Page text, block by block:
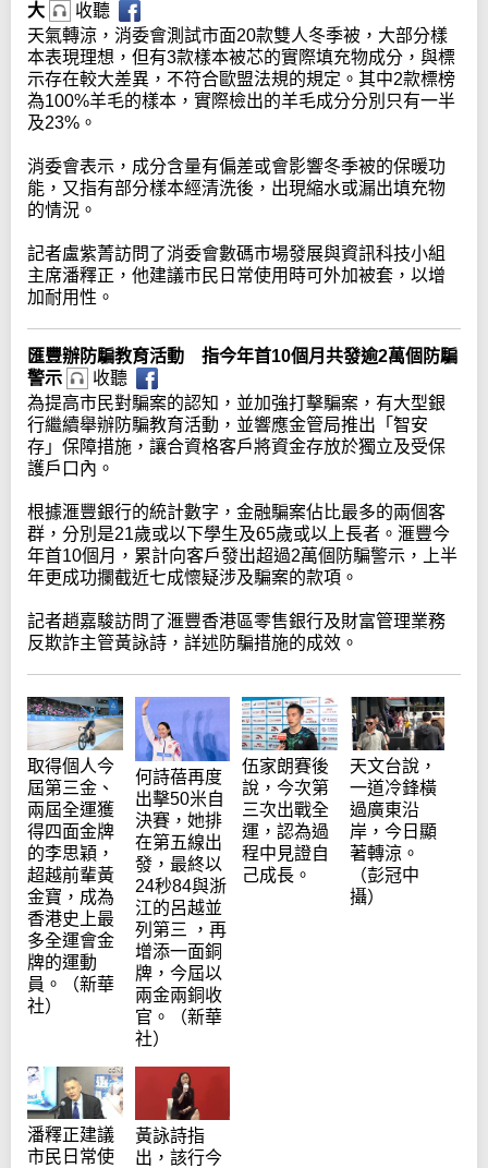
大
收聽
天氣轉涼，消委會測試市面20款雙人冬季被，大部分樣
本表現理想，但有3款樣本被芯的實際填充物成分，與標
示存在較大差異，不符合歐盟法規的規定。其中2款標榜
為100%羊毛的樣本，實際檢出的羊毛成分分別只有一半
及23%。
消委會表示，成分含量有偏差或會影響冬季被的保暖功
能，又指有部分樣本經清洗後，出現縮水或漏出填充物
的情況。
記者盧紫菁訪問了消委會數碼市場發展與資訊科技小組
主席潘釋正，他建議市民日常使用時可外加被套，以增
加耐用性。
匯豐辦防騙教育活動 指今年首10個月共發逾2萬個防騙
警示
收聽
為提高市民對騙案的認知，並加強打擊騙案，有大型銀
行繼續舉辦防騙教育活動，並響應金管局推出「智安
存」保障措施，讓合資格客戶將資金存放於獨立及受保
護戶口內。
根據滙豐銀行的統計數字，金融騙案佔比最多的兩個客
群，分別是21歲或以下學生及65歲或以上長者。滙豐今
年首10個月，累計向客戶發出超過2萬個防騙警示，上半
年更成功攔截近七成懷疑涉及騙案的款項。
記者趙嘉駿訪問了滙豐香港區零售銀行及財富管理業務
反欺詐主管黃詠詩，詳述防騙措施的成效。
取得個人今
屆第三金、
兩屆全運獲
得四面金牌
的李思穎，
超越前輩黃
金寶，成為
香港史上最
多全運會金
牌的運動
員。（新華
社）
何詩蓓再度
出擊50米自
決賽，她排
在第五線出
發，最終以
24秒84與浙
江的呂越並
列第三 ，再
增添一面銅
牌，今屆以
兩金兩銅收
官。（新華
社）
伍家朗賽後
說，今次第
三次出戰全
運，認為過
程中見證自
己成長。
天文台說，
一道冷鋒橫
過廣東沿
岸，今日顯
著轉涼。
（彭冠中
攝）
潘釋正建議
市民日常使
黃詠詩指
出，該行今